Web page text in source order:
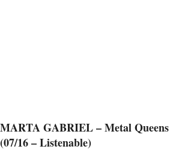
MARTA GABRIEL – Metal Queens
(07/16 – Listenable)